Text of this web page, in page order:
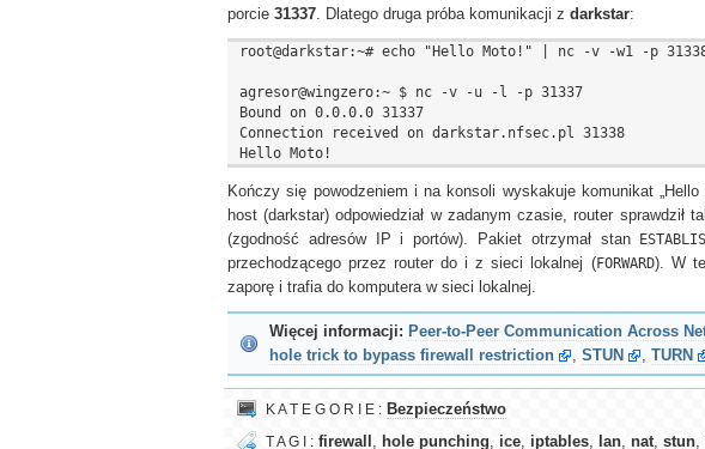
porcie 31337. Dlatego druga próba komunikacji z darkstar:
root@darkstar:~# echo "Hello Moto!" | nc -v -w1 -p
agresor@wingzero:~ $ nc -v -u -l -p 31337
Bound on 0.0.0.0 31337
Connection received on darkstar.nfsec.pl 31338
Kończy się powodzeniem i na konsoli wyskakuje komunikat
host (darkstar) odpowiedział w zadanym czasie, router sprawdził
(zgodność adresów IP i portów). Pakiet otrzymał stan
przechodzącego przez router do i z sieci lokalnej (FORWARD). W
zaporę i trafia do komputera w sieci lokalnej.
Więcej informacji: Peer-to-Peer Communication Across
hole trick to bypass firewall restriction
, STUN , TURN
K A T E G O R I E : Bezpieczeństwo
T A G I : firewall , hole punching, ice, iptables, lan, nat, stun,